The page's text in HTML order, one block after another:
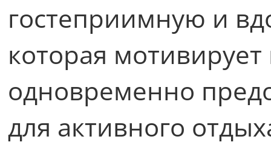
гостеприимную и
которая
одновременно
для активного